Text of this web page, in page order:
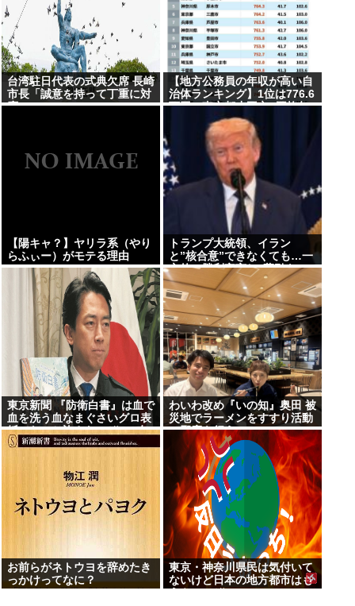
台湾駐日代表の式典欠席 長崎
市長「誠意を持って丁重に対
応」
【地方公務員の年収が高い自
治体ランキング】1位は776.6
万円の東京都小平市 (平均年
齢41.1歳）、2位は神奈川県
川崎市の776.4万円、3位は東
京都武蔵野市の765.4万円
【陽キャ？】ヤリラ系（やり
らふぃー）がモテる理由
www
トランプ大統領、イラン
と”核合意”できなくても…一
方的に勝利宣言し”幕引き”の
考え示唆 米メディア
東京新聞 『防衛白書』は血で
血を洗う血なまぐさいグロ表
紙でないと許さないぞ!!→有
権者「？？？」
わいわ改め『いの知』奥田 被
災地でラーメンをすすり活動
の邪魔を行う
お前らがネトウヨを辞めたき
っかけってなに？
東京・神奈川県民は気付いて
ないけど日本の地方都市はも
うやべーぞ